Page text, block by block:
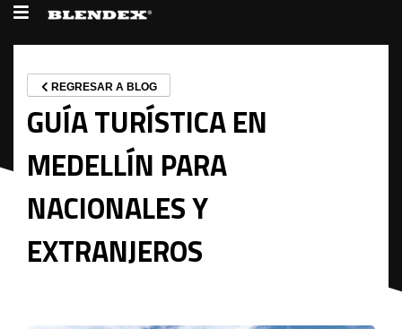
REGRESAR A BLOG
GUÍA TURÍSTICA EN
MEDELLÍN PARA
NACIONALES Y
EXTRANJEROS